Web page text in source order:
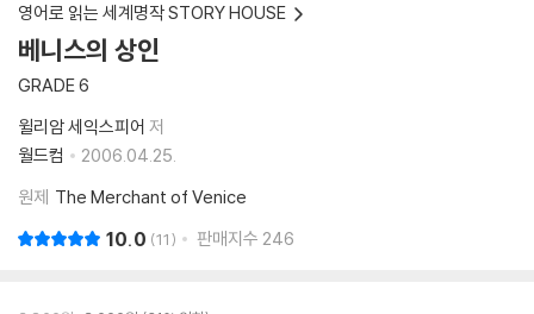
영어로 읽는 세계명작 STORY HOUSE
베니스의 상인
GRADE 6
윌리암 세익스피어 저
월드컴
2006.04.25.
원제 The Merchant of Venice
10.0 11 판매지수 246